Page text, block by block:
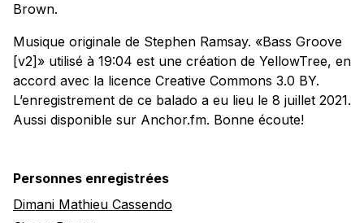
Brown.
Musique originale de Stephen Ramsay. «Bass Groove
[v2]» utilisé à 19:04 est une création de YellowTree, en
accord avec la licence Creative Commons 3.0 BY.
L’enregistrement de ce balado a eu lieu le 8 juillet 2021.
Aussi disponible sur Anchor.fm. Bonne écoute!
Personnes enregistrées
Dimani Mathieu Cassendo